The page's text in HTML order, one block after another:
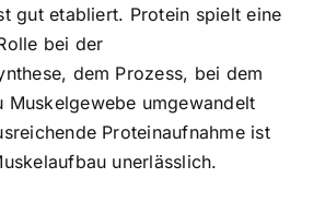
gut etabliert. Protein spielt eine
bei der
dem Prozess, bei dem
Muskelgewebe umgewandelt
Proteinaufnahme ist
unerlässlich.